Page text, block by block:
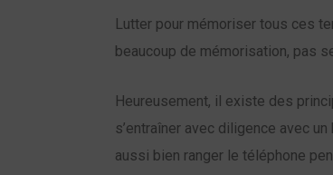
Lutter pour mémoriser tous ces
beaucoup de mémorisation, pas
Heureusement, il existe des
s’entraîner avec diligence avec
aussi bien ranger le téléphone